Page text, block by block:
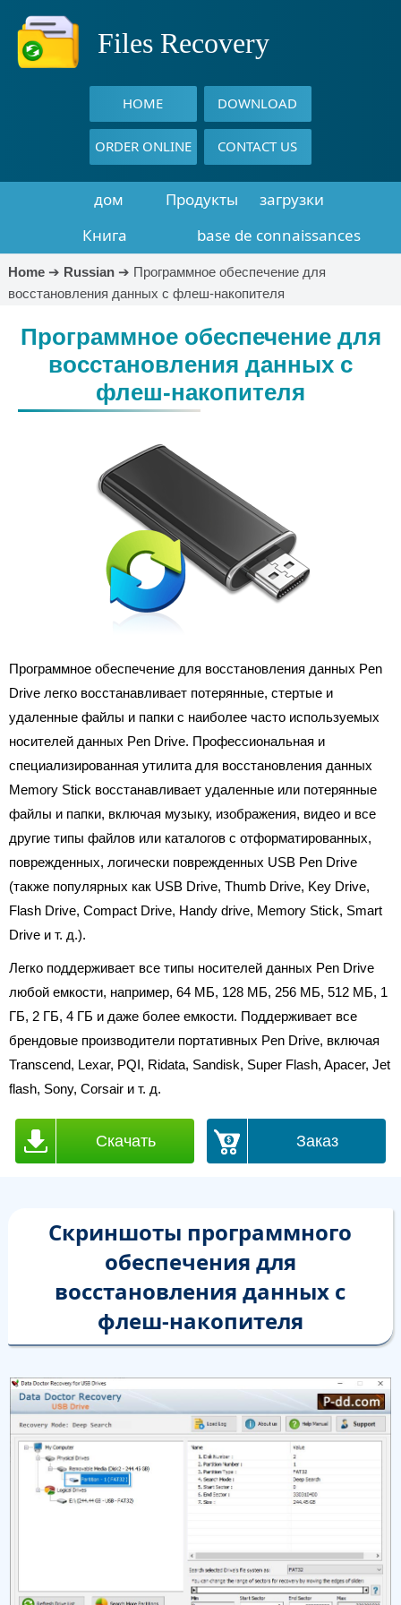
Files Recovery
HOME DOWNLOAD
ORDER ONLINE CONTACT US
дом Продукты
загрузки
Книга
восстановления
данных
base de connaissances
Home➔ Russian➔ Программное обеспечение для
восстановления данных с флеш-накопителя
Программное обеспечение для
восстановления данных с
флеш-накопителя
Программное обеспечение для восстановления данных Pen
Drive легко восстанавливает потерянные, стертые и
удаленные файлы и папки с наиболее часто используемых
носителей данных Pen Drive. Профессиональная и
специализированная утилита для восстановления данных
Memory Stick восстанавливает удаленные или потерянные
файлы и папки, включая музыку, изображения, видео и все
другие типы файлов или каталогов с отформатированных,
поврежденных, логически поврежденных USB Pen Drive
(также популярных как USB Drive, Thumb Drive, Key Drive,
Flash Drive, Compact Drive, Handy drive, Memory Stick, Smart
Drive и т. д.).
Легко поддерживает все типы носителей данных Pen Drive
любой емкости, например, 64 МБ, 128 МБ, 256 МБ, 512 МБ, 1
ГБ, 2 ГБ, 4 ГБ и даже более емкости. Поддерживает все
брендовые производители портативных Pen Drive, включая
Transcend, Lexar, PQI, Ridata, Sandisk, Super Flash, Apacer, Jet
flash, Sony, Corsair и т. д.
Скачать Заказ
Скриншоты программного
обеспечения для
восстановления данных с
флеш-накопителя